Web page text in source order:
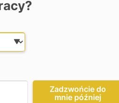
San Domenico Palace
hotel przypadnie do gustu
i koneserom wina
Date and time slection for
Wybierz datę
Numer telefonu
Podaj poprawny numer
Zadzwońcie do
mnie później